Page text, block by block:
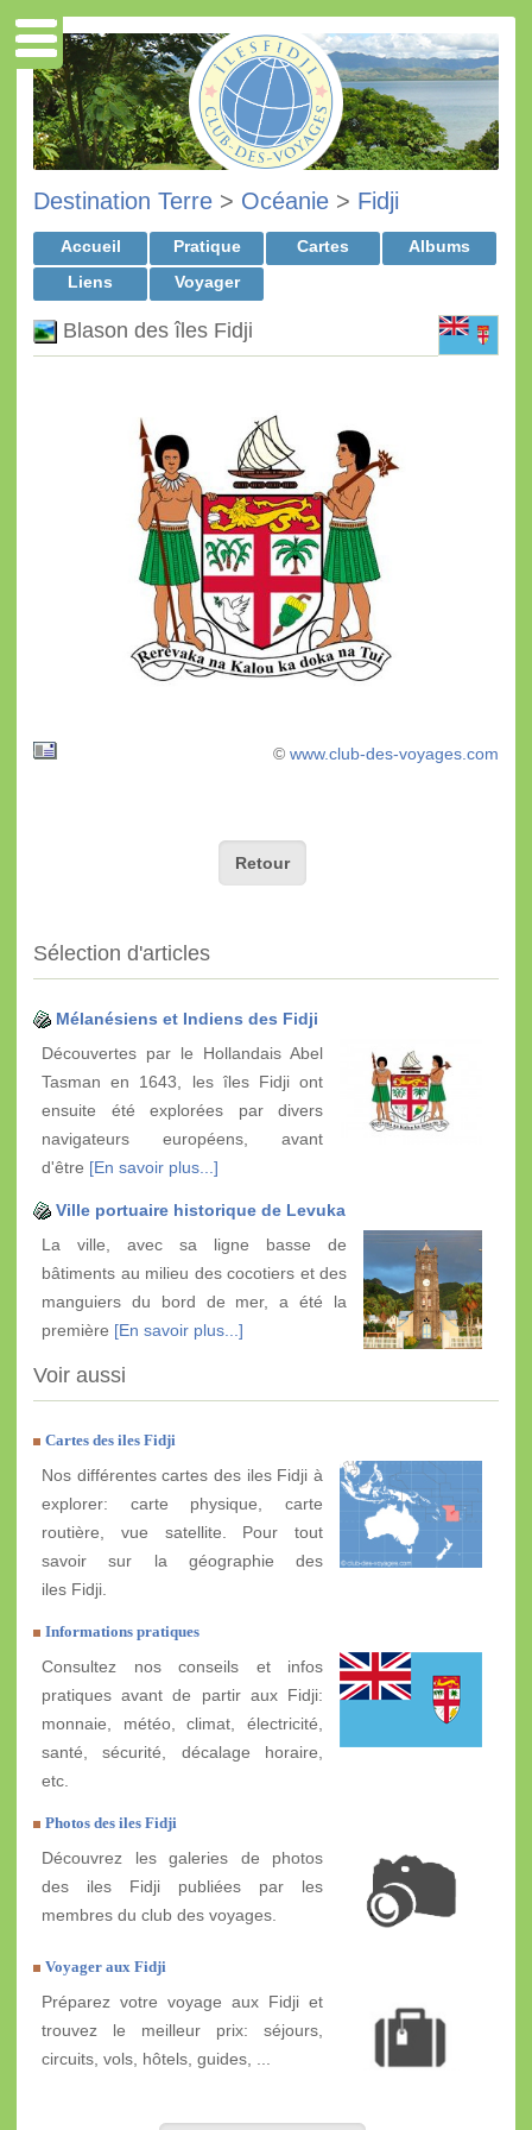
Destination Terre > Océanie > Fidji
Accueil Pratique Cartes
Albums
Liens
Voyager
Blason des îles Fidji
© www.club-des-voyages.com
Retour
Sélection d'articles
Mélanésiens et Indiens des Fidji
Découvertes par le Hollandais Abel
Tasman en 1643, les îles Fidji ont
ensuite été explorées par divers
navigateurs européens, avant
d'être [En savoir plus...]
Ville portuaire historique de Levuka
La ville, avec sa ligne basse de
bâtiments au milieu des cocotiers et des
manguiers du bord de mer, a été la
première [En savoir plus...]
Voir aussi
Cartes des iles Fidji
Nos différentes cartes des iles Fidji à
explorer: carte physique, carte
routière, vue satellite. Pour tout
savoir sur la géographie des
iles Fidji.
Informations pratiques
Consultez nos conseils et infos
pratiques avant de partir aux Fidji:
monnaie, météo, climat, électricité,
santé, sécurité, décalage horaire,
etc.
Photos des iles Fidji
Découvrez les galeries de photos
des iles Fidji publiées par les
membres du club des voyages.
Voyager aux Fidji
Préparez votre voyage aux Fidji et
trouvez le meilleur prix: séjours,
circuits, vols, hôtels, guides, ...